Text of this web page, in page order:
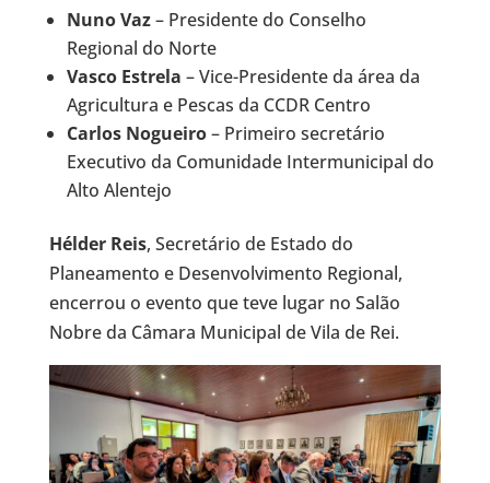
Nuno Vaz– Presidente do Conselho
Regional do Norte
Vasco Estrela – Vice-Presidente da área da
Agricultura e Pescas da CCDR Centro
Carlos Nogueiro– Primeiro secretário
Executivo da Comunidade Intermunicipal do
Alto Alentejo
Hélder Reis, Secretário de Estado do
Planeamento e Desenvolvimento Regional,
encerrou o evento que teve lugar no Salão
Nobre da Câmara Municipal de Vila de Rei.